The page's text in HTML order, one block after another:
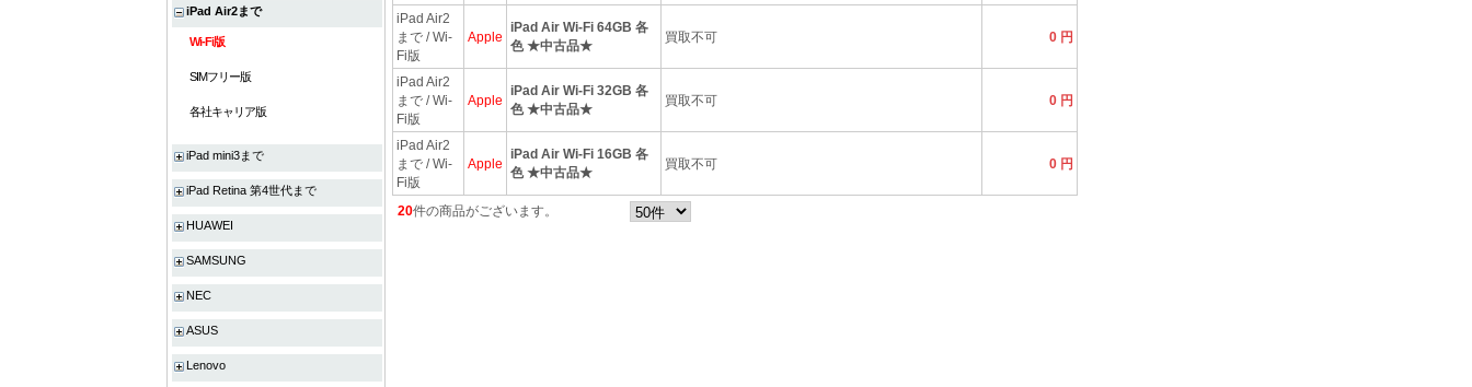
iPad Air2
まで / Wi-
Fi版
Apple
iPad Air Wi-Fi 64GB 各
色 ★中古品★
買取不可 0 円
iPad Air2
まで / Wi-
Fi版
Apple
iPad Air Wi-Fi 32GB 各
色 ★中古品★
買取不可 0 円
iPad Air2
まで / Wi-
Fi版
Apple
iPad Air Wi-Fi 16GB 各
色 ★中古品★
買取不可 0 円
20件の商品がございます。
iPad Air2まで
Wi-Fi版
SIMフリー版
各社キャリア版
iPad mini3まで
iPad Retina 第4世代まで
HUAWEI
SAMSUNG
NEC
ASUS
Lenovo